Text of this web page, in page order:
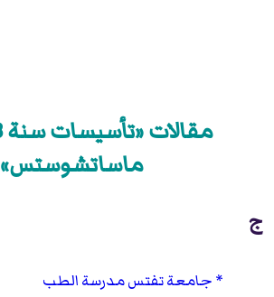
ماساتشوستس»
ج
جامعة تفتس مدرسة الطب